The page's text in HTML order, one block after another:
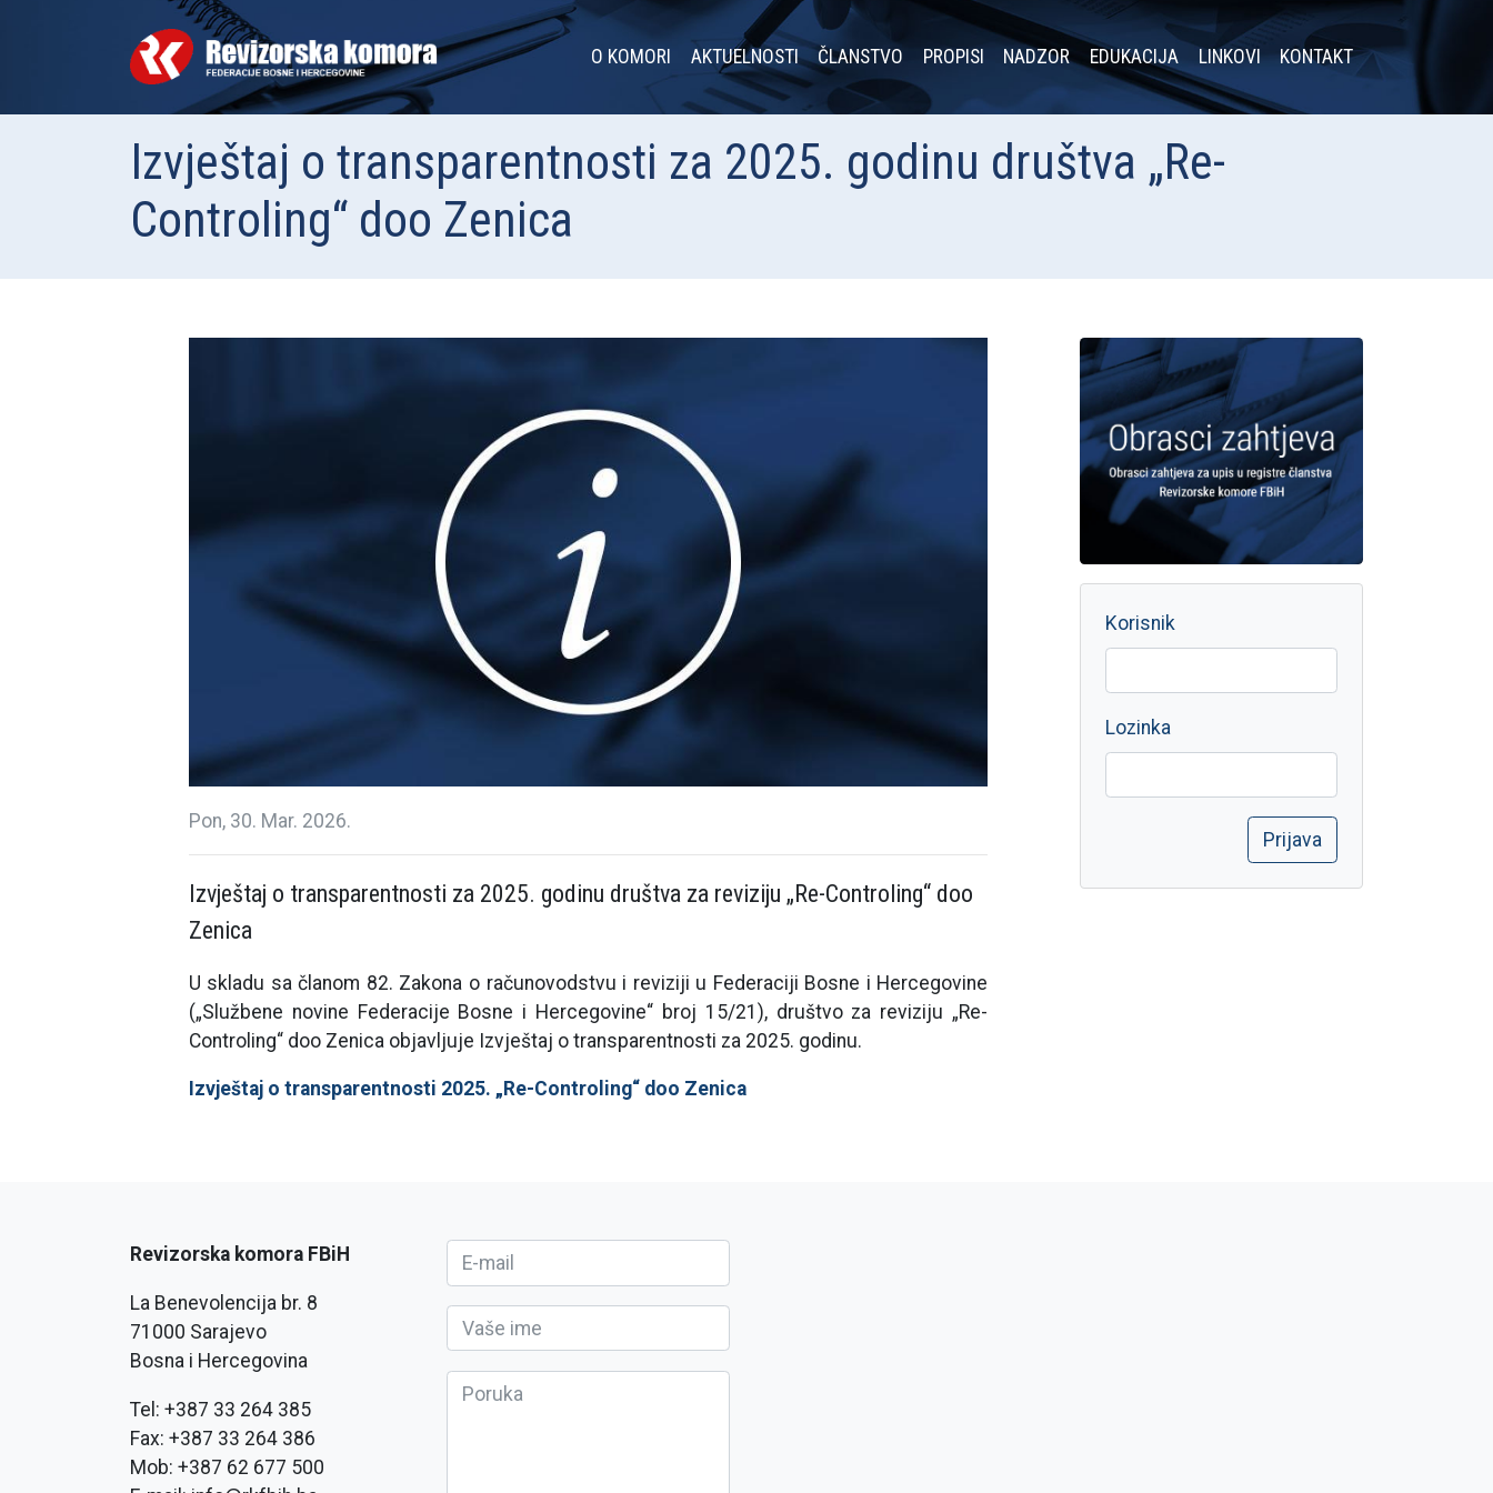
O KOMORI AKTUELNOSTI ČLANSTVO PROPISI NADZOR EDUKACIJA LINKOVI KONTAKT
Izvještaj o transparentnosti za 2025. godinu društva „Re-
Controling“ doo Zenica
Pon, 30. Mar. 2026.
Izvještaj o transparentnosti za 2025. godinu društva za reviziju „Re-Controling“ doo
Zenica
U skladu sa članom 82. Zakona o računovodstvu i reviziji u Federaciji Bosne i Hercegovine
(„Službene novine Federacije Bosne i Hercegovine“ broj 15/21), društvo za reviziju „Re-
Controling“ doo Zenica objavljuje Izvještaj o transparentnosti za 2025. godinu.
Izvještaj o transparentnosti 2025. „Re-Controling“ doo Zenica
Korisnik
Lozinka
Revizorska komora FBiH
La Benevolencija br. 8
71000 Sarajevo
Bosna i Hercegovina
Tel: +387 33 264 385
Fax: +387 33 264 386
Mob: +387 62 677 500